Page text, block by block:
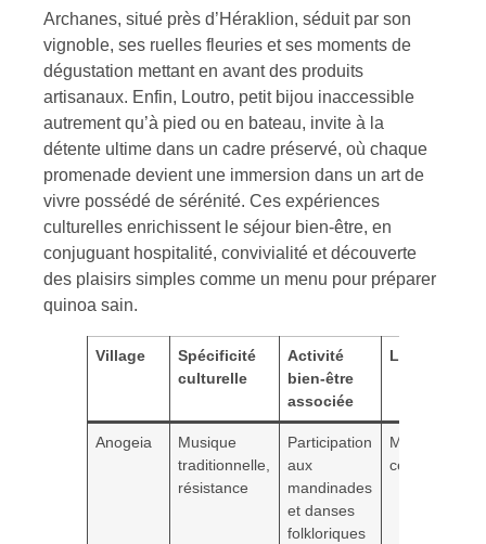
Archanes, situé près d’Héraklion, séduit par son
vignoble, ses ruelles fleuries et ses moments de
dégustation mettant en avant des produits
artisanaux. Enfin, Loutro, petit bijou inaccessible
autrement qu’à pied ou en bateau, invite à la
détente ultime dans un cadre préservé, où chaque
promenade devient une immersion dans un art de
vivre possédé de sérénité. Ces expériences
culturelles enrichissent le séjour bien-être, en
conjuguant hospitalité, convivialité et découverte
des plaisirs simples comme un menu pour préparer
quinoa sain.
Village
Spécificité
culturelle
Activité
bien-être
associée
Localisation
Anogeia
Musique
traditionnelle,
résistance
Participation
aux
mandinades
et danses
folkloriques
Montagnes
centrales